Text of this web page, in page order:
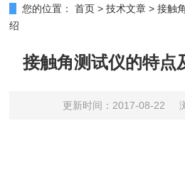
您的位置： 首页 >技术文章 >接触
绍
接触角测试仪的特点
更新时间：2017-08-22